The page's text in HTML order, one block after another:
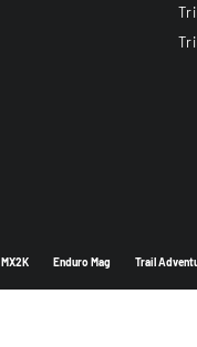
MX2K Enduro Mag Trail